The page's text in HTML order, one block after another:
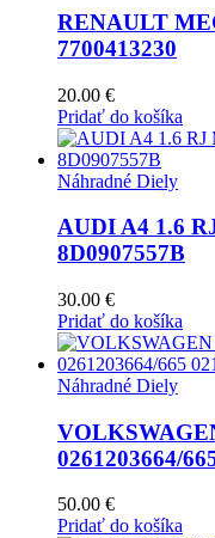
RENAULT
7700413230
20.00 €
Pridať do košíka
Náhradné Diely
AUDI A4 1.6
8D0907557B
30.00 €
Pridať do košíka
Náhradné Diely
0261203664/
50.00 €
Pridať do košíka